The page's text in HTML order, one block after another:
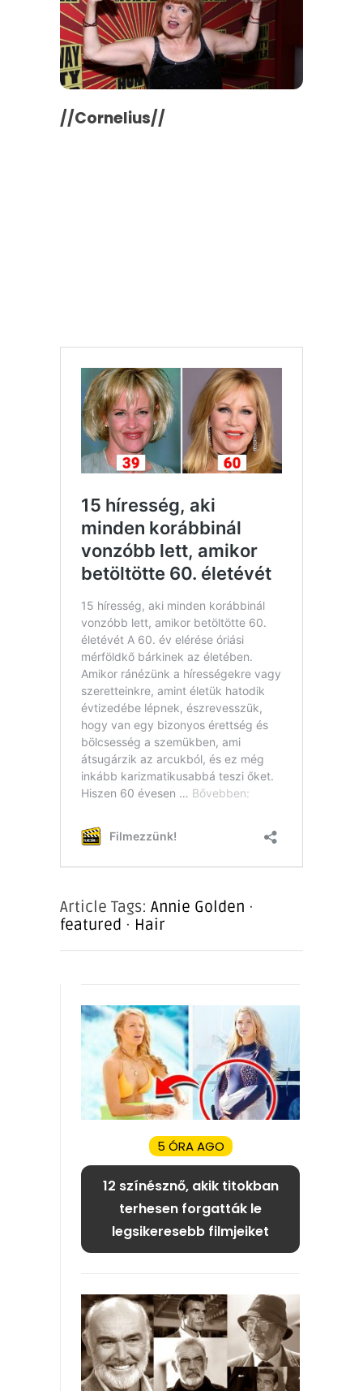
//Cornelius//
Article Tags: Annie Golden ·
featured · Hair
5 ÓRA AGO
12 színésznő, akik titokban
terhesen forgatták le
legsikeresebb filmjeiket